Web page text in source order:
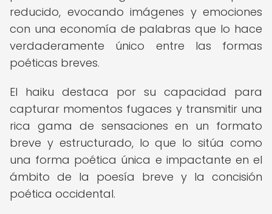
reducido, evocando imágenes y emociones
con una economía de palabras que lo hace
verdaderamente único entre las formas
poéticas breves.
El haiku destaca por su capacidad para
capturar momentos fugaces y transmitir una
rica gama de sensaciones en un formato
breve y estructurado, lo que lo sitúa como
una forma poética única e impactante en el
ámbito de la poesía breve y la concisión
poética occidental.